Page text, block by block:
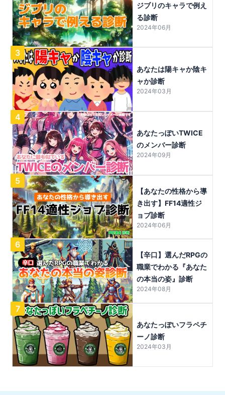
ジブリのキャラで例え
る診断
2024年06月
3
あなたは陽キャか陰キ
ャか診断
2024年03月
4
あなたっぽいTWICE
のメンバー診断
2024年09月
5
【あなたの性格から導
き出す】FF14適性ジ
ョブ診断
2024年06月
6
【辛口】選んだRPGの
職業でわかる『あなた
の本当の姿』診断
2024年08月
7
あなたっぽいフラペチ
ーノ診断
2024年03月